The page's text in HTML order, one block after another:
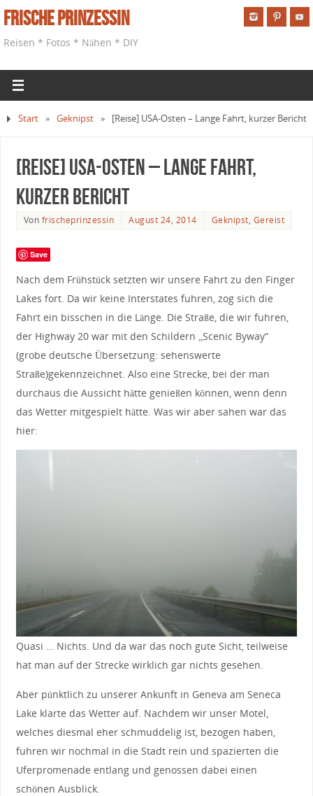
Frische Prinzessin
Reisen * Fotos * Nähen * DIY
Start » Geknipst » [Reise] USA-Osten – Lange Fahrt, kurzer Bericht
[Reise] USA-Osten – Lange Fahrt,
kurzer Bericht
Von frischeprinzessin August 24, 2014 Geknipst, Gereist
Save
Nach dem Frühstück setzten wir unsere Fahrt zu den Finger
Lakes fort. Da wir keine Interstates fuhren, zog sich die
Fahrt ein bisschen in die Länge. Die Straße, die wir fuhren,
der Highway 20 war mit den Schildern „Scenic Byway“
(grobe deutsche Übersetzung: sehenswerte
Straße)gekennzeichnet. Also eine Strecke, bei der man
durchaus die Aussicht hätte genießen können, wenn denn
das Wetter mitgespielt hätte. Was wir aber sahen war das
hier:
Quasi … Nichts. Und da war das noch gute Sicht, teilweise
hat man auf der Strecke wirklich gar nichts gesehen.
Aber pünktlich zu unserer Ankunft in Geneva am Seneca
Lake klarte das Wetter auf. Nachdem wir unser Motel,
welches diesmal eher schmuddelig ist, bezogen haben,
fuhren wir nochmal in die Stadt rein und spazierten die
Uferpromenade entlang und genossen dabei einen
schönen Ausblick.